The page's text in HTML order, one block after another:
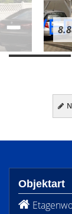
Objektart